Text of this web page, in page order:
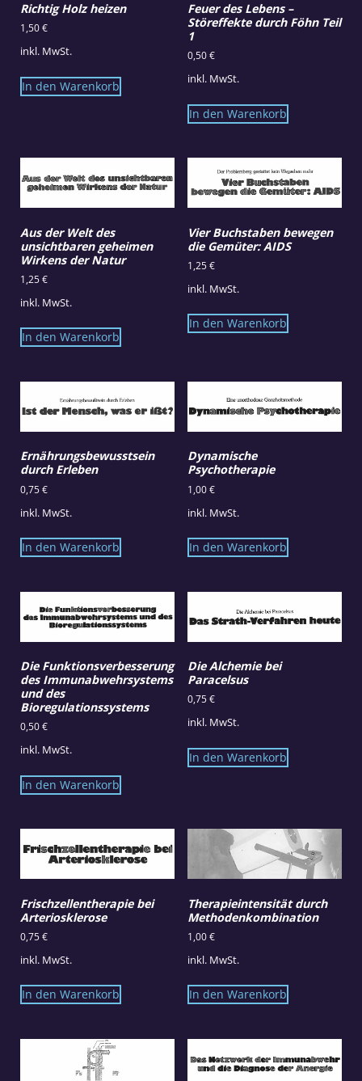
Richtig Holz heizen
1,50€
inkl. MwSt.
In den Warenkorb
Feuer des Lebens –
Störeffekte durch Föhn Teil
1
0,50€
inkl. MwSt.
In den Warenkorb
Aus der Welt des
unsichtbaren geheimen
Wirkens der Natur
1,25€
inkl. MwSt.
In den Warenkorb
Vier Buchstaben bewegen
die Gemüter: AIDS
1,25€
inkl. MwSt.
In den Warenkorb
Ernährungsbewusstsein
durch Erleben
0,75€
inkl. MwSt.
In den Warenkorb
Dynamische
Psychotherapie
1,00€
inkl. MwSt.
In den Warenkorb
Die Funktionsverbesserung
des Immunabwehrsystems
und des
Bioregulationssystems
0,50€
inkl. MwSt.
In den Warenkorb
Die Alchemie bei
Paracelsus
0,75€
inkl. MwSt.
In den Warenkorb
Frischzellentherapie bei
Arteriosklerose
0,75€
inkl. MwSt.
In den Warenkorb
Therapieintensität durch
Methodenkombination
1,00€
inkl. MwSt.
In den Warenkorb